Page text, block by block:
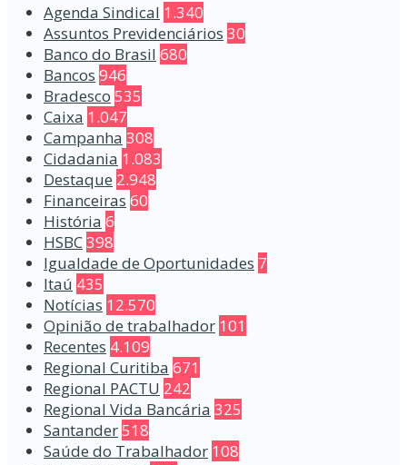
Agenda Sindical 1.340
Assuntos Previdenciários 30
Banco do Brasil 680
Bancos 946
Bradesco 535
Caixa 1.047
Campanha 308
Cidadania 1.083
Destaque 2.948
Financeiras 60
História 6
HSBC398
Igualdade de Oportunidades 7
Itaú 435
Notícias 12.570
Opinião de trabalhador 101
Recentes 4.109
Regional Curitiba 671
Regional PACTU 242
Regional Vida Bancária 325
Santander518
Saúde do Trabalhador 108